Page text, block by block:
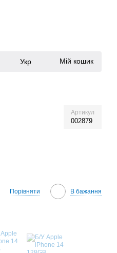
Укр Мій кошик
Артикул
002879
Порівняти В бажання